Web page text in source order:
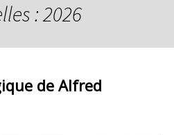
: 2026
de Alfred